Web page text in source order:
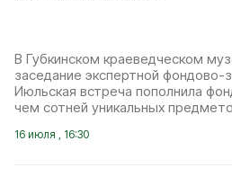
В Губкинском краеведческом
заседание экспертной фондово-
Июльская встреча пополнила
чем сотней уникальных
16 июля , 16:30